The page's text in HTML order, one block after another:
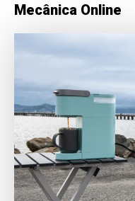
Mecânica Online